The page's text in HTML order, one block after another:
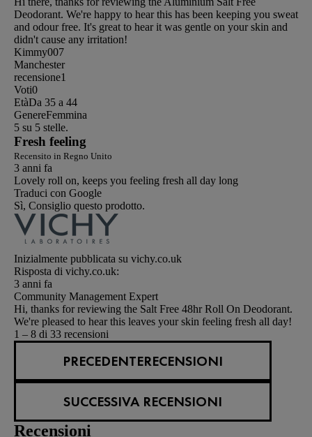
Deodorant. We're happy to hear this has been keeping you sweat
and odour free. It's great to hear it was gentle on your skin and
didn't cause any irritation!
Kimmy007
Manchester
recensione1
Voti0
EtàDa 35 a 44
GenereFemmina
5 su 5 stelle.
Fresh feeling
Recensito in Regno Unito
3 anni fa
Lovely roll on, keeps you feeling fresh all day long
Traduci con Google
Sì, Consiglio questo prodotto.
Inizialmente pubblicata su vichy.co.uk
Risposta di vichy.co.uk:
3 anni fa
Community Management Expert
Hi, thanks for reviewing the Salt Free 48hr Roll On Deodorant.
We're pleased to hear this leaves your skin feeling fresh all day!
1 – 8 di 33 recensioni
PRECEDENTERECENSIONI
SUCCESSIVA RECENSIONI
Recensioni